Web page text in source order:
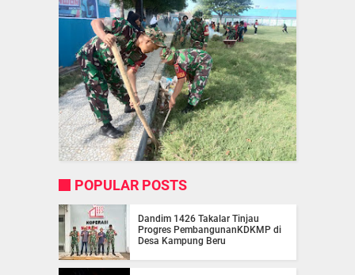
POPULAR POSTS
Dandim 1426 Takalar Tinjau
Progres PembangunanKDKMP di
Desa Kampung Beru